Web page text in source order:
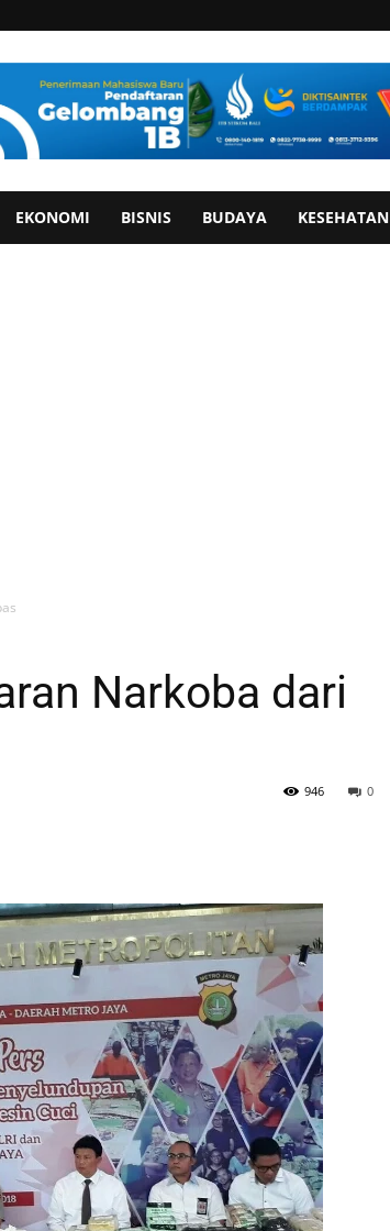
EKONOMI BISNIS BUDAYA KESEHATAN
Narkoba dari
0
946